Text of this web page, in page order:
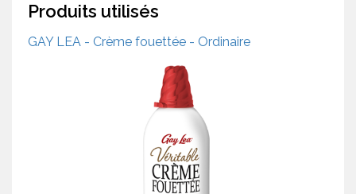
Produits utilisés
GAY LEA - Crème fouettée - Ordinaire